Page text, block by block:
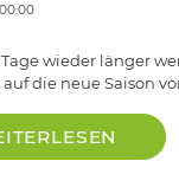
wieder länger
die neue Saison